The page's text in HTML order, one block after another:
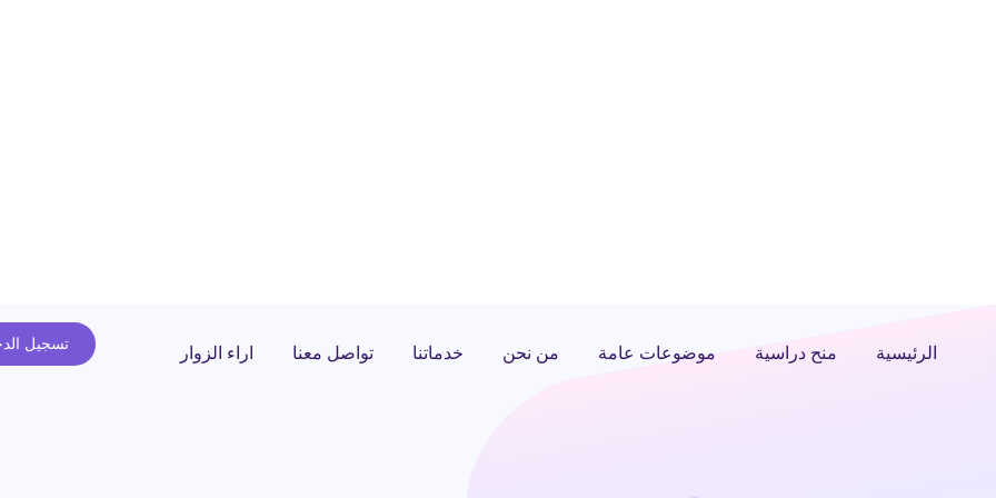
تسجيل الرئيسية منح دراسية موضوعات عامة من نحن خدماتنا تواصل معنا اراء الزوار